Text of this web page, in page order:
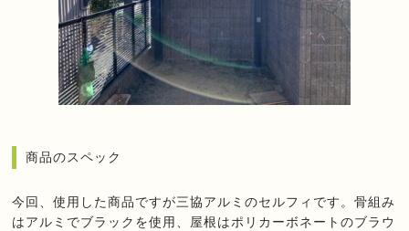
商品のスペック
今回、使用した商品ですが三協アルミのセルフィです。骨組み
はアルミでブラックを使用、屋根はポリカーボネートのブラウ